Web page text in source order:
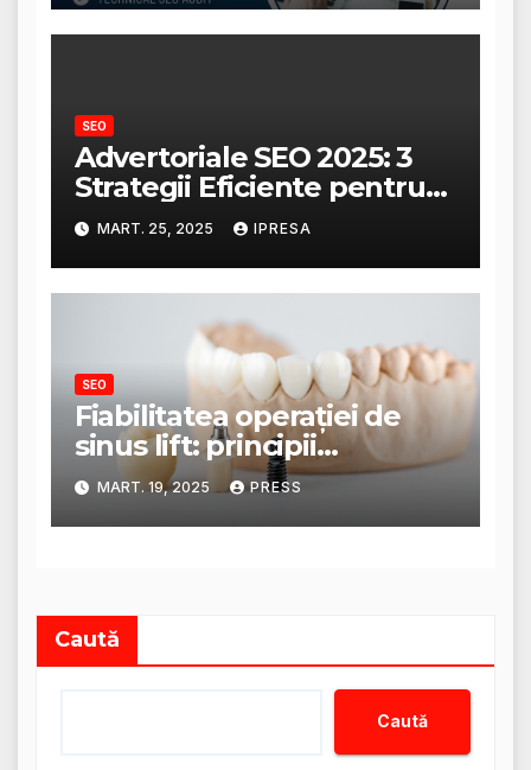
SEO
Advertoriale SEO 2025: 3
Strategii Eficiente pentru
Creșterea Traficului
MART. 25, 2025 IPRESA
SEO
Fiabilitatea operației de
sinus lift: principii
anatomice și tehnici
moderne
MART. 19, 2025 PRESS
Caută
Caută